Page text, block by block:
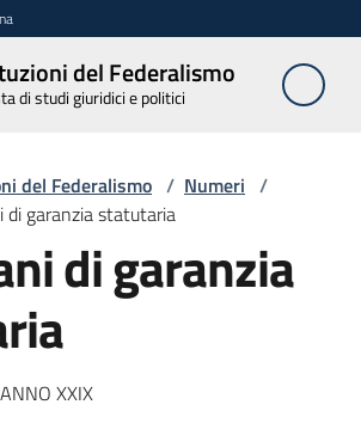
del Federalismo
di studi giuridici e politici
del Federalismo / Numeri /
di garanzia statutaria
di garanzia
XXIX